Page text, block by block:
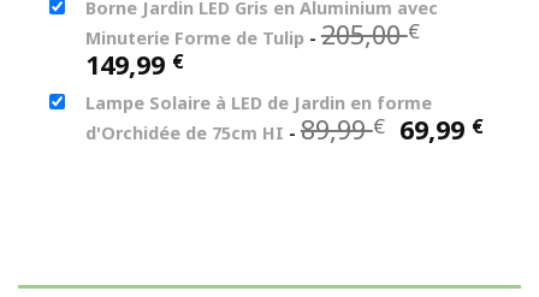
actuel
est :
79,99 €.
Borne Jardin LED Gris en Aluminium avec
Minuterie Forme de Tulip -205,00€
était :
205,00 €.
149,99 €Le
prix
actuel
est :
Lampe Solaire à LED de Jardin en forme
d'Orchidée de 75cm HI -89,99€ Le
prix
69,99 €Le